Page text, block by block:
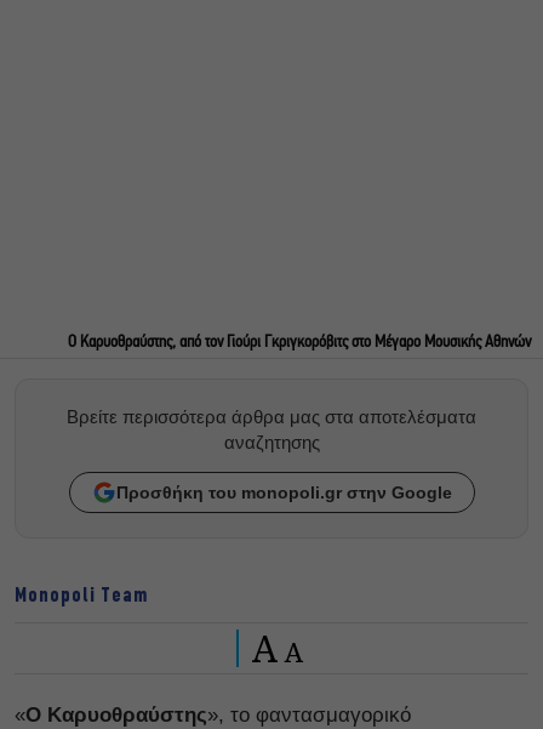
Ο Καρυοθραύστης, από τον Γιούρι Γκριγκορόβιτς στο Μέγαρο Μουσικής Αθηνών
Βρείτε περισσότερα άρθρα μας στα αποτελέσματα
αναζητησης
Προσθήκη του monopoli.gr στην Google
Monopoli Team
A A
«Ο Καρυοθραύστης», το φαντασμαγορικό